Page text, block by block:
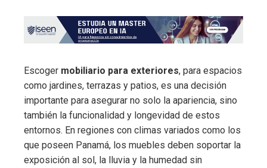
Escoger mobiliario para exteriores, para espacios
como jardines, terrazas y patios, es una decisión
importante para asegurar no solo la apariencia, sino
también la funcionalidad y longevidad de estos
entornos. En regiones con climas variados como los
que poseen Panamá, los muebles deben soportar la
exposición al sol, la lluvia y la humedad sin